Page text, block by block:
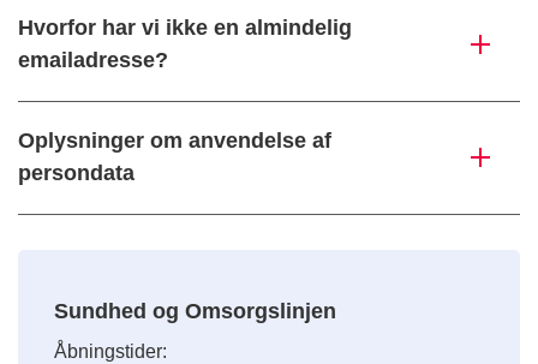
Hvorfor har vi ikke en almindelig
emailadresse?
Oplysninger om anvendelse af
persondata
Sundhed og Omsorgslinjen
Åbningstider: